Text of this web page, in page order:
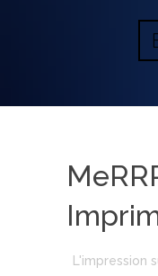
L'impression